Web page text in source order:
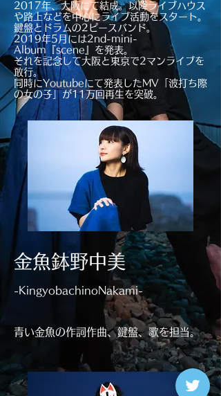
金魚鉢野中美
-KingyobachinoNakami-
青い金魚の作詞作曲、鍵盤、歌を担当。
2017年、大阪にて結成。以降ライブハウス
や路上などを中心にライブ活動をスタート。
鍵盤とドラムの2ピースバンド。
2019年5月には2nd-mini-
Album『scene』を発表。
それを記念して大阪と東京で2マンライブを
敢行。
同時にYoutubeにて発表したMV「波打ち際
の女の子」が11万回再生を突破。​